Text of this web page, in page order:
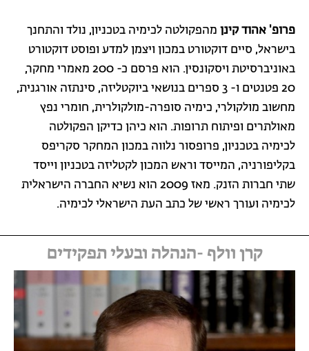
פרופ' אהוד קינן מהפקולטה לכימיה בטכניון, נולד והתחנך
בישראל, סיים דוקטורט במכון ויצמן למדע ופוסט דוקטורט
באוניברסיטת ויסקונסין. הוא פרסם כ- 200 מאמרי מחקר,
20 פטנטים ו- 3 ספרים בנושאי ביוקטליזה, סינתזה אורגנית,
מחשוב מולקולרי, כימיה סופרה-מולקולרית, חומרי נפץ
מאולתרים ופיתוח תרופות. הוא כיהן כדיקן הפקולטה
לכימיה בטכניון, פרופסור נלווה במכון המחקר סקריפס
בקליפורניה, המייסד וראש המכון לקטליזה בטכניון וייסד
שתי חברות הזנק. מאז 2009 הוא נשיא החברה הישראלית
לכימיה ועורך ראשי של כתב העת הישראלי לכימיה.
קרן וולף -הנהלה ובעלי תפקידים